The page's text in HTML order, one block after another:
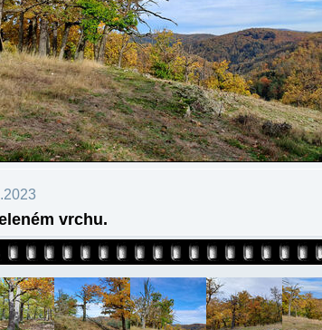
vrchu.